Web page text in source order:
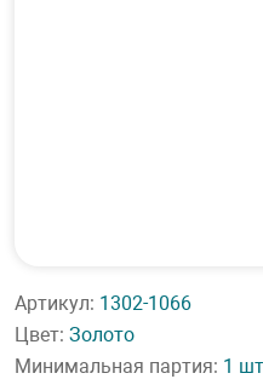
Артикул: 1302-1066
Цвет: Золото
Минимальная партия: 1 шт